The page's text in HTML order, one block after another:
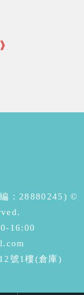
：28880245) ©
16:00
號1樓(倉庫)